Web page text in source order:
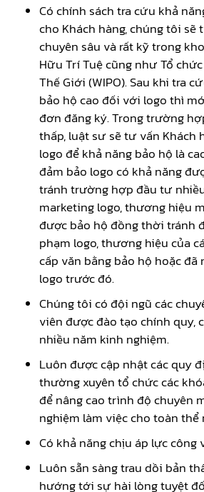
Có chính sách tra cứu khả
cho Khách hàng, chúng tôi sẽ
chuyên sâu và rất kỹ trong
Hữu Trí Tuệ cũng như Tổ
Thế Giới (WIPO). Sau khi tra
bảo hộ cao đối với logo thì
đơn đăng ký. Trong trường
thấp, luật sư sẽ tư vấn Khách
logo để khả năng bảo hộ là
đảm bảo logo có khả năng
tránh trường hợp đầu tư
marketing logo, thương hiệu
được bảo hộ đồng thời tránh
phạm logo, thương hiệu của
cấp văn bằng bảo hộ hoặc
logo trước đó.
Chúng tôi có đội ngũ các
viên được đào tạo chính quy,
nhiều năm kinh nghiệm.
Luôn được cập nhật các quy
thường xuyên tổ chức các
để nâng cao trình độ chuyên
nghiệm làm việc cho toàn thể
Có khả năng chịu áp lực công
Luôn sẵn sàng trau dồi bản
hướng tới sự hài lòng tuyệt